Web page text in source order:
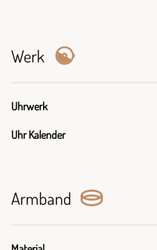
Werk
Uhrwerk
Uhr Kalender
Armband